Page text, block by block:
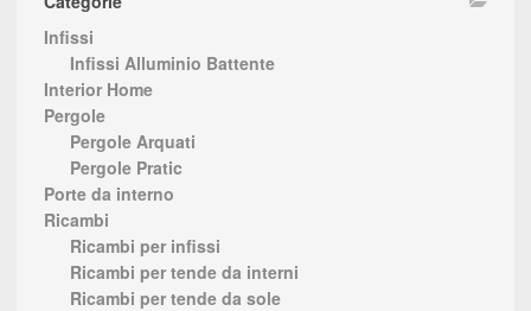
Infissi
Infissi Alluminio Battente
Interior Home
Pergole
Pergole Arquati
Pergole Pratic
Porte da interno
Ricambi
Ricambi per infissi
Ricambi per tende da interni
Ricambi per tende da sole